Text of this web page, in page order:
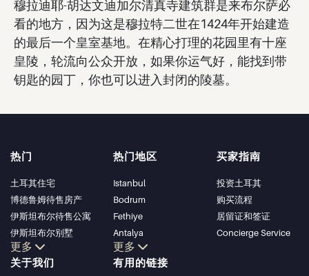
穆拉迪耶-胡达文迪加尔清真寺建筑群是来布尔萨必
看的地方，因为这是穆拉特二世在1424年开始建造
的最后一个皇室基地。在精心打理的花园里有十座
皇陵，轮流向公众开放，如果你运气好，能找到带
钥匙的园丁，你也可以进入封闭的陵墓。
热门
土耳其住宅
博德鲁姆待售房产
伊斯坦布尔待售公寓
伊斯坦布尔别墅
博德鲁姆别墅
安塔利亚待售公寓
更多
热门地区
Istanbul
Bodrum
Fethiye
Antalya
Kalkan
Alanya
更多
买家指南
投资土耳其
购买流程
居留证和签证
Concierge Service
关于我们 有用的链接